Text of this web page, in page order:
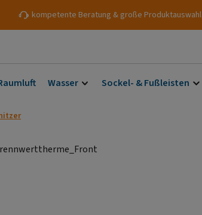
kompetente Beratung & große Produktauswahl
Wasser Sockel- & Fußleisten